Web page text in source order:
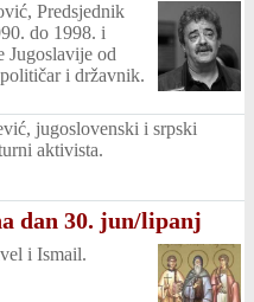
Predsjednik
do 1998. i
Jugoslavije od
i državnik.
jugoslovenski i srpski
aktivista.
dan 30. jun/lipanj
i Ismail.